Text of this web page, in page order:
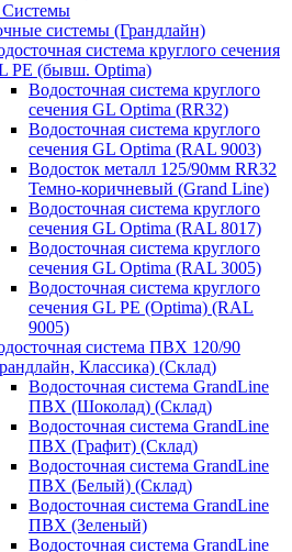
Системы
системы (Грандлайн)
система круглого сечения
PE (бывш. Optima)
Водосточная система круглого
сечения GL Optima (RR32)
Водосточная система круглого
сечения GL Optima (RAL 9003)
Водосток металл 125/90мм RR32
Темно-коричневый (Grand Line)
Водосточная система круглого
сечения GL Optima (RAL 8017)
Водосточная система круглого
сечения GL Optima (RAL 3005)
Водосточная система круглого
сечения GL PE (Optima) (RAL
9005)
система ПВХ 120/90
Классика) (Склад)
Водосточная система GrandLine
ПВХ (Шоколад) (Склад)
Водосточная система GrandLine
ПВХ (Графит) (Склад)
Водосточная система GrandLine
ПВХ (Белый) (Склад)
Водосточная система GrandLine
ПВХ (Зеленый)
Водосточная система GrandLine